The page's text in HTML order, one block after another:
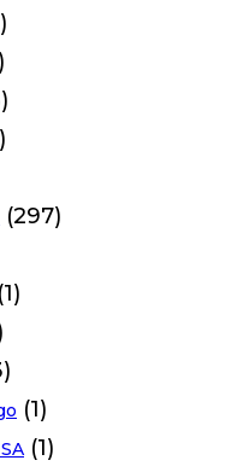
(297)
(1)
(1)
(1)